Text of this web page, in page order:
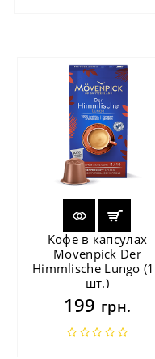
Кофе в капсулах
Movenpick Der
Himmlische Lungo
шт.)
199 грн.